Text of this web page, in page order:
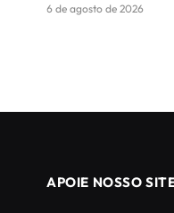
6 de agosto de 2026
APOIE NOSSO